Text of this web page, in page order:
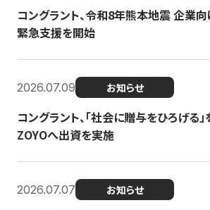
コングラント、令和8年熊本地震 企業
緊急支援を開始
2026.07.09 お知らせ
コングラント、「社会に贈与をひろげる
ZOYOへ出資を実施
2026.07.07 お知らせ